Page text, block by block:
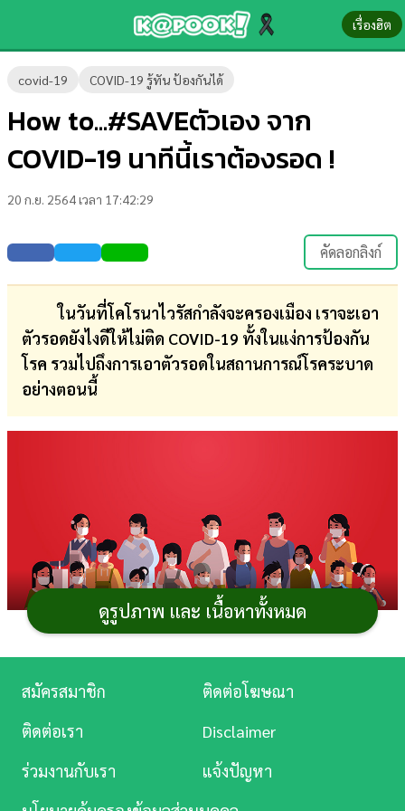
เรื่องฮิต
covid-19 COVID-19 รู้ทัน ป้องกันได้
How to...#SAVEตัวเอง จาก
COVID-19 นาทีนี้เราต้องรอด !
20 ก.ย. 2564 เวลา 17:42:29
คัดลอกลิงก์
ในวันที่โคโรนาไวรัสกำลังจะครองเมือง เราจะเอา
ตัวรอดยังไงดีให้ไม่ติด COVID-19 ทั้งในแง่การป้องกัน
โรค รวมไปถึงการเอาตัวรอดในสถานการณ์โรคระบาด
อย่างตอนนี้
ชีวิตอย่างหวาดระแวงปนแพนิกเบา ๆ เข้าทุกวัน เพราะเชื้อ
โควิดจะแฝงอยู่ตรงไหนบ้างก็ไม่รู้เนอะ...เฮ้อ ! แต่ในเมื่อชีวิต
เอาตัวรอดจากโควิด 19 กันดีกว่า เราจะทำยังไงให้รอดพ้น
จากวิกฤตที่เกิดขึ้นกันดี ลองมาดู
ดูรูปภาพ และ เนื้อหาทั้งหมด
ข่าว-
ความ
รู้
บันเทิง
ตรวจ
หวย
ผล
บอล
สด
การ
บันเทิง
ดู
Music
สมัครสมาชิก
ติดต่อโฆษณา
ติดต่อเรา
Disclaimer
ร่วมงานกับเรา
แจ้งปัญหา